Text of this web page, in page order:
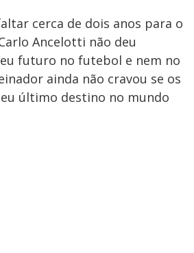
cerca de dois anos para o
Ancelotti não deu
futuro no futebol e nem no
ainda não cravou se os
último destino no mundo